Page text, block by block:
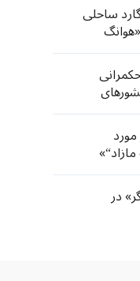
ساحلی
به ارمغان
در